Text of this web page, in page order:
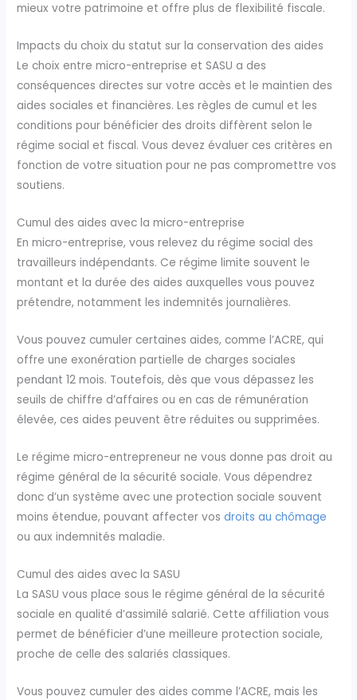
mieux votre patrimoine et offre plus de flexibilité fiscale.
Impacts du choix du statut sur la conservation des aides
Le choix entre micro-entreprise et SASU a des
conséquences directes sur votre accès et le maintien des
aides sociales et financières. Les règles de cumul et les
conditions pour bénéficier des droits diffèrent selon le
régime social et fiscal. Vous devez évaluer ces critères en
fonction de votre situation pour ne pas compromettre vos
soutiens.
Cumul des aides avec la micro-entreprise
En micro-entreprise, vous relevez du régime social des
travailleurs indépendants. Ce régime limite souvent le
montant et la durée des aides auxquelles vous pouvez
prétendre, notamment les indemnités journalières.
Vous pouvez cumuler certaines aides, comme l’ACRE, qui
offre une exonération partielle de charges sociales
pendant 12 mois. Toutefois, dès que vous dépassez les
seuils de chiffre d’affaires ou en cas de rémunération
élevée, ces aides peuvent être réduites ou supprimées.
Le régime micro-entrepreneur ne vous donne pas droit au
régime général de la sécurité sociale. Vous dépendrez
donc d’un système avec une protection sociale souvent
moins étendue, pouvant affecter vosdroits au chômage
ou aux indemnités maladie.
Cumul des aides avec la SASU
La SASU vous place sous le régime général de la sécurité
sociale en qualité d’assimilé salarié. Cette affiliation vous
permet de bénéficier d’une meilleure protection sociale,
proche de celle des salariés classiques.
Vous pouvez cumuler des aides comme l’ACRE, mais les